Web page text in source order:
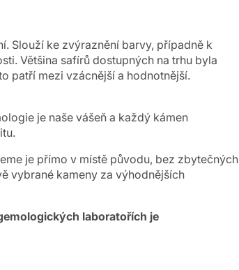
Slouží ke zvýraznění barvy, případně k
Většina safírů dostupných na trhu byla
patří mezi vzácnější a hodnotnější.
je naše vášeň a každý kámen
je přímo v místě původu, bez zbytečných
vybrané kameny za výhodnějších
laboratořích je